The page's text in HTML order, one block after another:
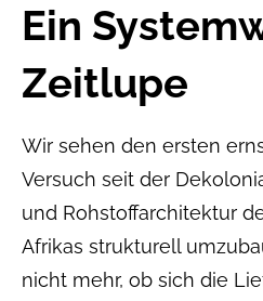
Ein
Zeitlupe
Wir sehen den ersten
Versuch seit der
und Rohstoffarchitektur
Afrikas strukturell
nicht mehr, ob sich die